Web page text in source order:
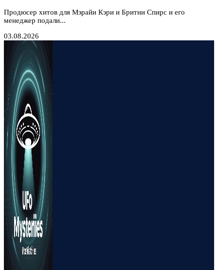
Продюсер хитов для Мэрайи Кэри и Бритни Спирс и его
менеджер подали...
03.08.2026